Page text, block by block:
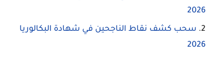
2026
سحب كشف نقاط الناجحين في شهادة البكالوريا
2026